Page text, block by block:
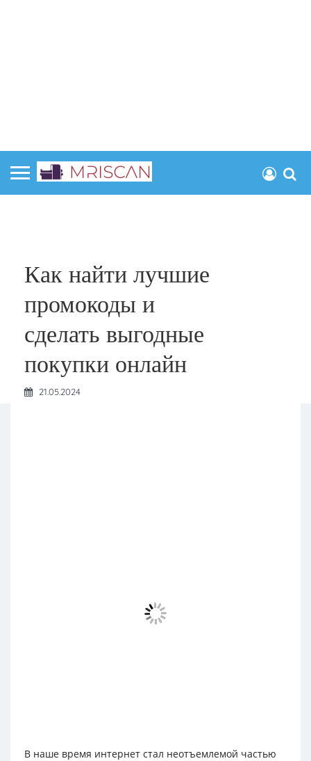
Как найти лучшие
промокоды и
сделать выгодные
покупки онлайн
21.05.2024
В наше время интернет стал неотъемлемой частью